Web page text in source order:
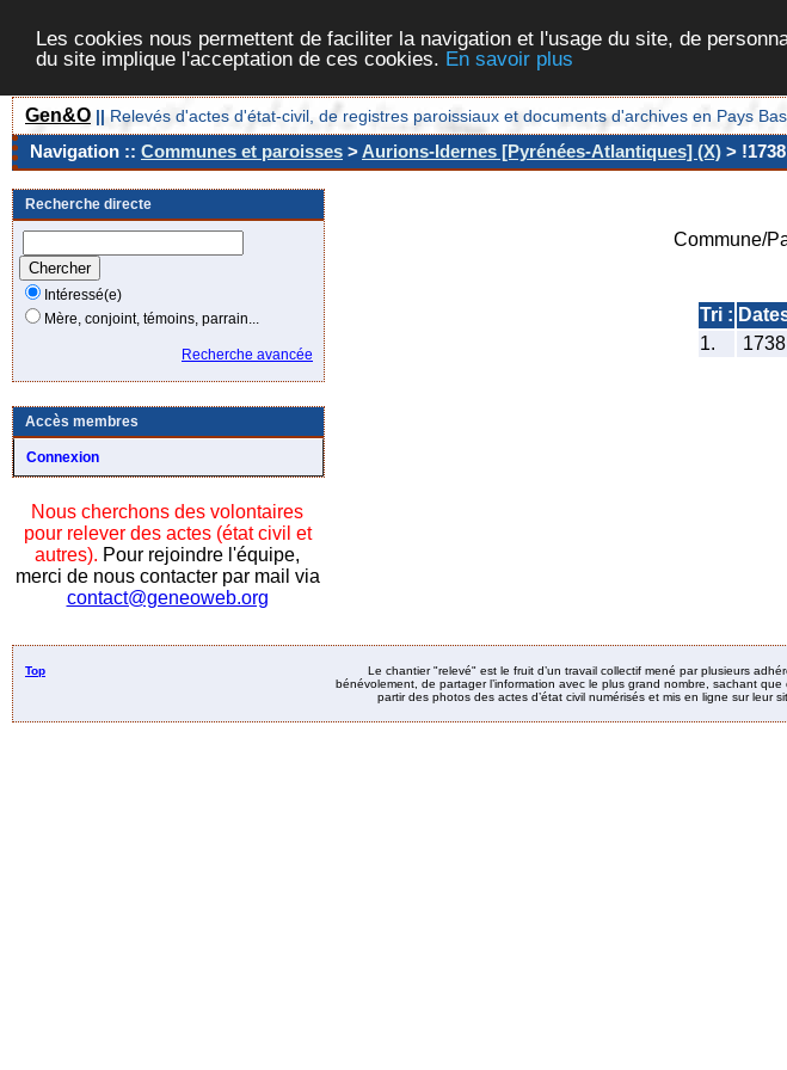
Les cookies nous permettent de faciliter la navigation et l'usage du site, de
du site implique l'acceptation de ces cookies. En savoir plus
Gen&O || Relevés d'actes d'état-civil, de registres paroissiaux et documents d'archives en Pays
Navigation :: Communes et paroisses >Aurions-Idernes [Pyrénées-Atlantiques] (X) > !1738
Recherche directe
Intéressé(e)
Mère, conjoint, témoins, parrain...
Recherche avancée
Accès membres
Connexion
Nous cherchons des volontaires
pour relever des actes (état civil et
autres). Pour rejoindre l'équipe,
merci de nous contacter par mail via
contact@geneoweb.org
Commune/
Tri :
1.
1738
Top
Le chantier "relevé" est le fruit d’un travail collectif mené par plusieurs
bénévolement, de partager l’information avec le plus grand nombre, sachant
partir des photos des actes d’état civil numérisés et mis en ligne sur leur